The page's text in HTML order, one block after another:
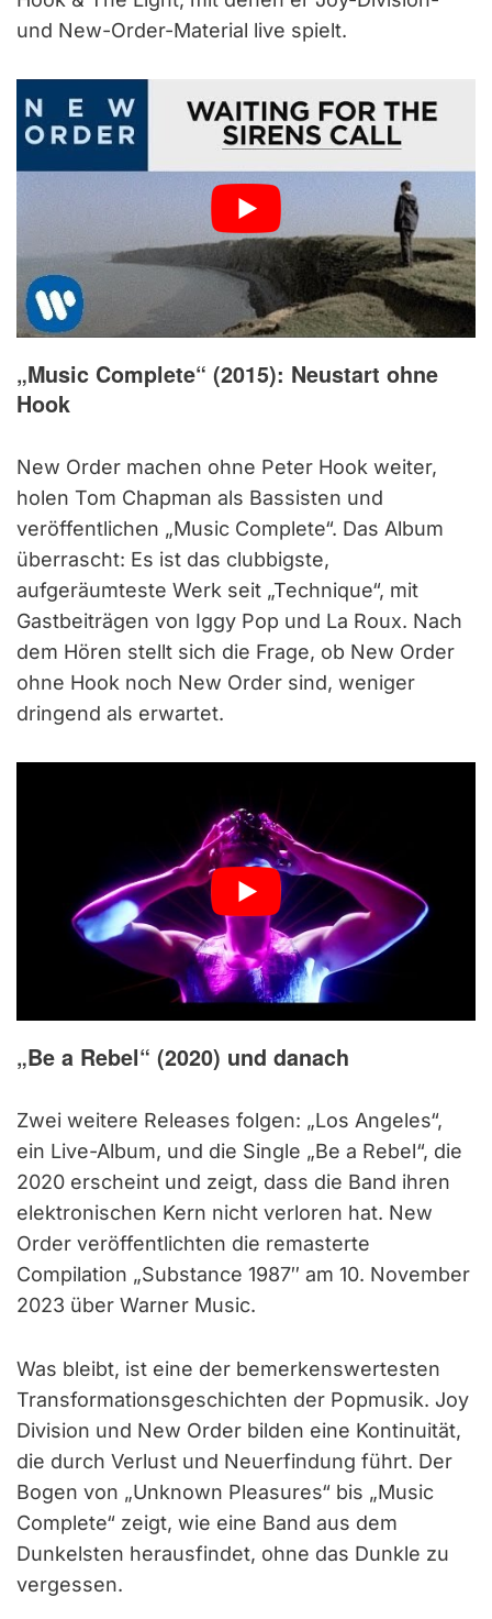
und New-Order-Material live spielt.
„Music Complete“ (2015): Neustart ohne
Hook
New Order machen ohne Peter Hook weiter,
holen Tom Chapman als Bassisten und
veröffentlichen „Music Complete“. Das Album
überrascht: Es ist das clubbigste,
aufgeräumteste Werk seit „Technique“, mit
Gastbeiträgen von Iggy Pop und La Roux. Nach
dem Hören stellt sich die Frage, ob New Order
ohne Hook noch New Order sind, weniger
dringend als erwartet.
„Be a Rebel“ (2020) und danach
Zwei weitere Releases folgen: „Los Angeles“,
ein Live-Album, und die Single „Be a Rebel“, die
2020 erscheint und zeigt, dass die Band ihren
elektronischen Kern nicht verloren hat. New
Order veröffentlichten die remasterte
Compilation „Substance 1987″ am 10. November
2023 über Warner Music.
Was bleibt, ist eine der bemerkenswertesten
Transformationsgeschichten der Popmusik. Joy
Division und New Order bilden eine Kontinuität,
die durch Verlust und Neuerfindung führt. Der
Bogen von „Unknown Pleasures“ bis „Music
Complete“ zeigt, wie eine Band aus dem
Dunkelsten herausfindet, ohne das Dunkle zu
vergessen.